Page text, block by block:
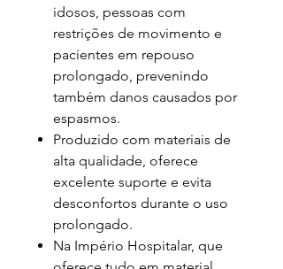
idosos, pessoas com
restrições de movimento e
pacientes em repouso
prolongado, prevenindo
também danos causados por
espasmos.
Produzido com materiais de
alta qualidade, oferece
excelente suporte e evita
desconfortos durante o uso
prolongado.
Na Império Hospitalar, que